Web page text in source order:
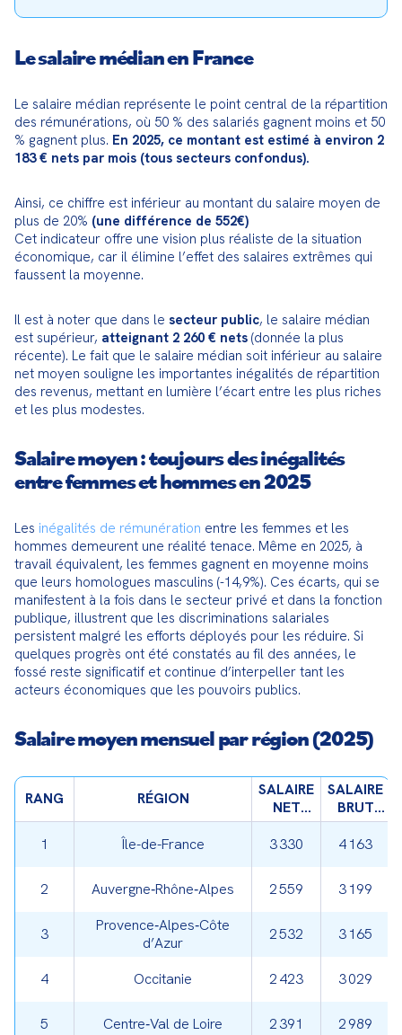
Le salaire médian en France
Le salaire médian représente le point central de la répartition
des rémunérations, où 50 % des salariés gagnent moins et 50
% gagnent plus. En 2025, ce montant est estimé à environ 2
183 € nets par mois (tous secteurs confondus).
Ainsi, ce chiffre est inférieur au montant du salaire moyen de
plus de 20% (une différence de 552€)
Cet indicateur offre une vision plus réaliste de la situation
économique, car il élimine l’effet des salaires extrêmes qui
faussent la moyenne.
Il est à noter que dans le secteur public, le salaire médian
est supérieur, atteignant 2 260 € nets (donnée la plus
récente). Le fait que le salaire médian soit inférieur au salaire
net moyen souligne les importantes inégalités de répartition
des revenus, mettant en lumière l’écart entre les plus riches
et les plus modestes.
Salaire moyen : toujours des inégalités
entre femmes et hommes en 2025
Les inégalités de rémunération entre les femmes et les
hommes demeurent une réalité tenace. Même en 2025, à
travail équivalent, les femmes gagnent en moyenne moins
que leurs homologues masculins (-14,9%). Ces écarts, qui se
manifestent à la fois dans le secteur privé et dans la fonction
publique, illustrent que les discriminations salariales
persistent malgré les efforts déployés pour les réduire. Si
quelques progrès ont été constatés au fil des années, le
fossé reste significatif et continue d’interpeller tant les
acteurs économiques que les pouvoirs publics.
Salaire moyen mensuel par région (2025)
RANG RÉGION
SALAIRE
NET
(€/MOIS)
SALAIRE
BRUT
ESTIMÉ
(€/MOIS)
1 Île-de-France 3 330 4 163
2 Auvergne‑Rhône‑Alpes 2 559 3 199
3
Provence‑Alpes‑Côte
d’Azur
2 532 3 165
4 Occitanie 2 423 3 029
5 Centre‑Val de Loire 2 391 2 989